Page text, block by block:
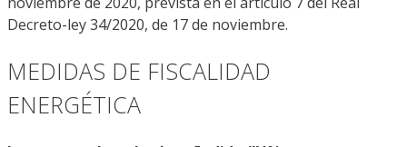
Decreto-ley 34/2020, de 17 de noviembre.
MEDIDAS DE FISCALIDAD
ENERGÉTICA